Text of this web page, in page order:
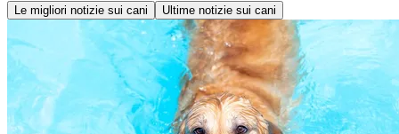
Le migliori notizie sui cani Ultime notizie sui cani